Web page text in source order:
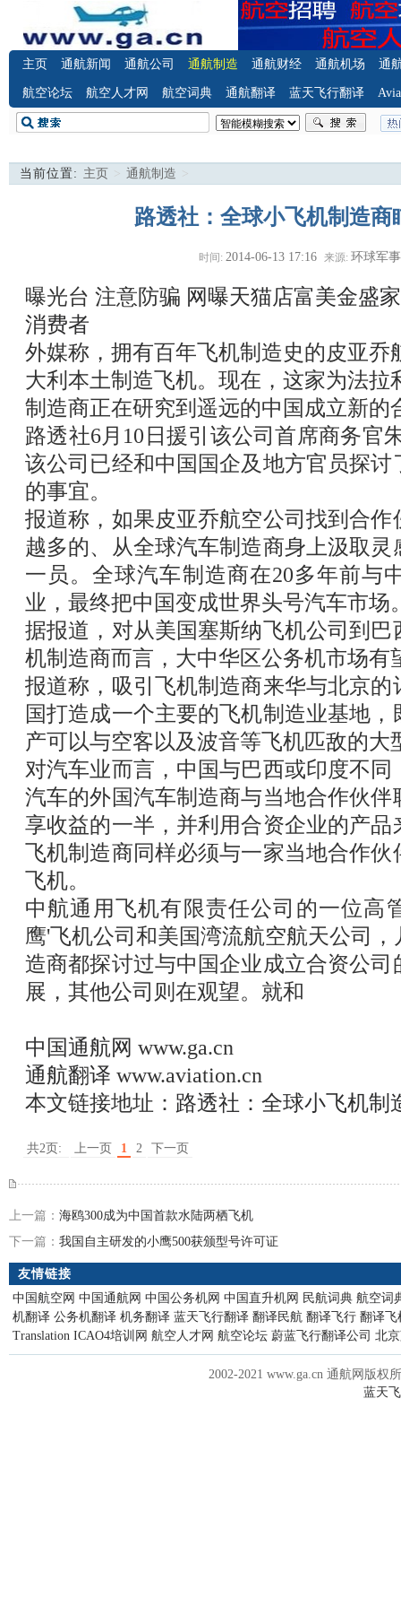
主页 通航新闻 通航公司 通航制造 通航财经 通航机场 通
航空论坛 航空人才网 航空词典 通航翻译 蓝天飞行翻译
当前位置: 主页 > 通航制造 >
路透社：全球小飞机制造商
时间: 2014-06-13 17:16 来源: 环球军
曝光台 注意防骗 网曝天猫店富美金盛
消费者
外媒称，拥有百年飞机制造史的皮亚乔
大利本土制造飞机。现在，这家为法拉
制造商正在研究到遥远的中国成立新的
路透社6月 10 日援引该公司首席商务官
该公司已经和中国国企及地方官员探
的事宜。
报道称，如果皮亚乔航空公司找到合
越多的、从全球汽车制造商身上汲取
一员。全球汽车制造商在20多年前与
业，最终把中国变成世界头号汽车市场
据报道，对从美国塞斯纳飞机公司到
机制造商而言，大中华区公务机市场有
报道称，吸引飞机制造商来华与北京
国打造成一个主要的飞机制造业基地
产可以与空客以及波音等飞机匹敌的大
对汽车业而言，中国与巴西或印度不
汽车的外国汽车制造商与当地合作伙
享收益的一半，并利用合资企业的产
飞机制造商同样必须与一家当地合作
飞机。
中航通用飞机有限责任公司的一位高
鹰'飞机公司和美国湾流航空航天公司
造商都探讨过与中国企业成立合资公
展，其他公司则在观望。就和
中国通航网 www.ga.cn
通航翻译 www.aviation.cn
本文链接地址： 路透社：全球小飞机制
共2页: 上一页 1 2 下一页
上一篇： 海鸥300成为中国首款水陆两栖飞机
下一篇： 我国自主研发的小鹰500获颁型号许可证
友情链接
中国航空网 中国通航网 中国公务机网 中国直升机网 民航词典 航空词
机翻译 公务机翻译 机务翻译 蓝天飞行翻译 翻译民航 翻译飞行 翻译飞
Translation ICAO4培训网 航空人才网 航空论坛 蔚蓝飞行翻译公司 北
2002-2021 www.ga.cn 通航网版权
蓝天